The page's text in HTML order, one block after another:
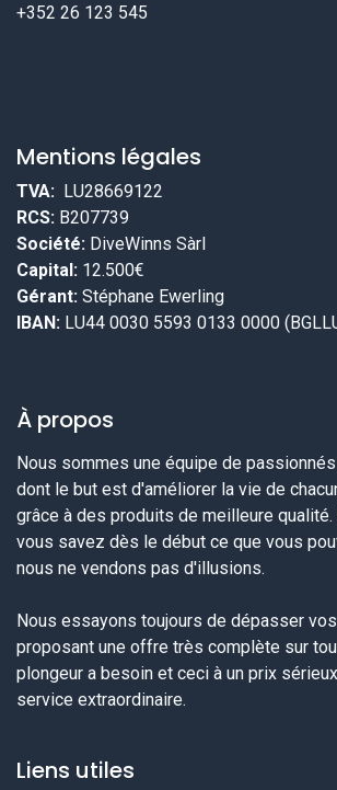
+352 26 123 545
Mentions légales
TVA: LU28669122
RCS: B207739
Société: DiveWinns Sàrl
Capital: 12.500€
Gérant: Stéphane Ewerling
IBAN: LU44 0030 5593 0133 0000
À propos
Nous sommes une équipe de
dont le but est d'améliorer la vie de
grâce à des produits de meilleure qualité.
vous savez dès le début ce que vous
nous ne vendons pas d'illusions.
Nous essayons toujours de dépasser
proposant une offre très complète sur
plongeur a besoin et ceci à un prix
service extraordinaire.
Liens utiles